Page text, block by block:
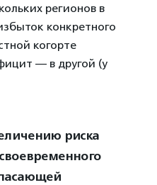
регионов в
конкретного
когорте
— в другой (у
риска